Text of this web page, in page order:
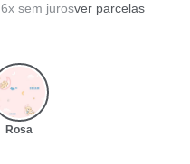
sem jurosver parcelas
Rosa